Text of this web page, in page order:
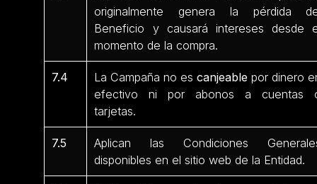
originalmente genera la pérdida
Beneficio y causará intereses desde
momento de la compra.
7.4 La Campaña no escanjeable por dinero
efectivo ni por abonos a cuentas
tarjetas.
7.5
Aplican las Condiciones
disponibles en el sitio web de la Entidad.